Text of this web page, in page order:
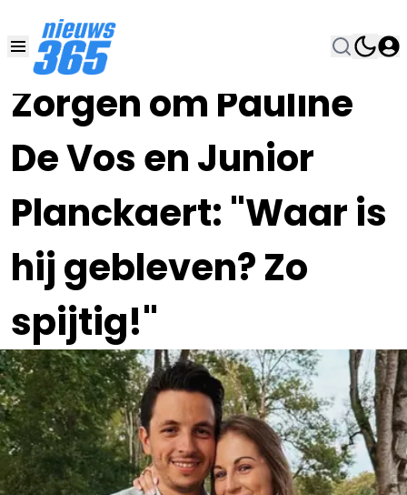
Zorgen om Pauline
De Vos en Junior
Planckaert: "Waar is
hij gebleven? Zo
spijtig!"
01 AUG 2024, 15:00